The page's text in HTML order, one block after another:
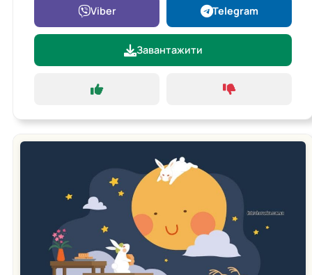
Viber Telegram
Завантажити